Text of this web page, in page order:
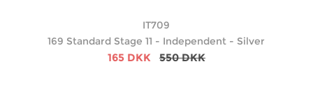
IT709
169 Standard Stage 11 - Independent - Silver
165 DKK 550 DKK